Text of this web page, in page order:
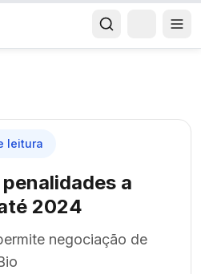
leitura
a
2024
negociação de